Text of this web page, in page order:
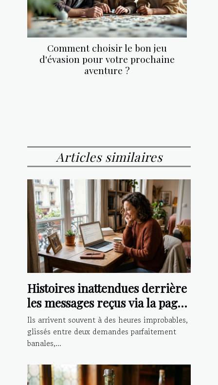
Comment choisir le bon jeu
d'évasion pour votre prochaine
aventure ?
Articles similaires
Histoires inattendues derrière
les messages reçus via la page
contact
Ils arrivent souvent à des heures improbables,
glissés entre deux demandes parfaitement
banales,...